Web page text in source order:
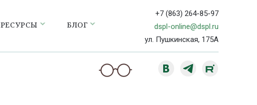
РЕСУРСЫ БЛОГ
+7 (863) 264-85-97
dspl-online@dspl.ru
ул. Пушкинская, 175А